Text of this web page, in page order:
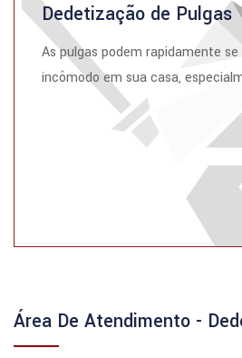
Dedetização de Pulgas
As pulgas podem rapidamente
incômodo em sua casa,
Área De Atendimento -